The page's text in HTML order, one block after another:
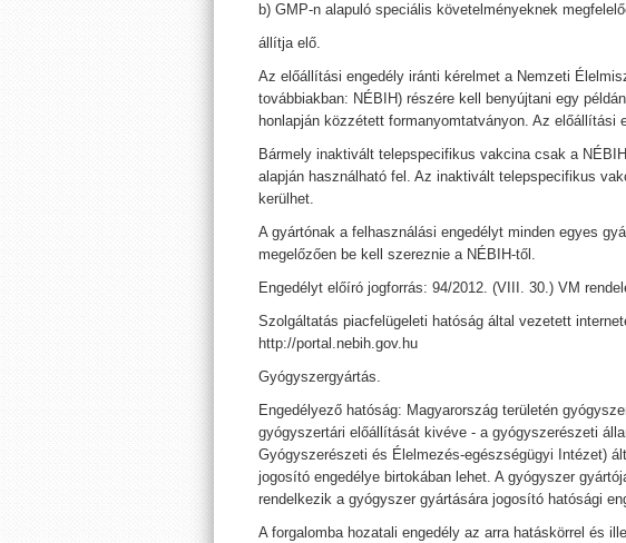
b) GMP-n alapuló speciális követelményeknek
állítja elő.
Az előállítási engedély iránti kérelmet a Nemzeti
továbbiakban: NÉBIH) részére kell benyújtani egy
honlapján közzétett formanyomtatványon. Az előállítási
Bármely inaktivált telepspecifikus vakcina csak a
alapján használható fel. Az inaktivált telepspecifikus
kerülhet.
A gyártónak a felhasználási engedélyt minden egyes
megelőzően be kell szereznie a NÉBIH-től.
Engedélyt előíró jogforrás: 94/2012. (VIII. 30.) VM
Szolgáltatás piacfelügeleti hatóság által vezetett
http://portal.nebih.gov.hu
Gyógyszergyártás.
Engedélyező hatóság: Magyarország területén
gyógyszertári előállítását kivéve - a gyógyszerészeti
Gyógyszerészeti és Élelmezés-egészségügyi Intézet)
jogosító engedélye birtokában lehet. A gyógyszer
rendelkezik a gyógyszer gyártására jogosító hatósági
A forgalomba hozatali engedély az arra hatáskörrel és